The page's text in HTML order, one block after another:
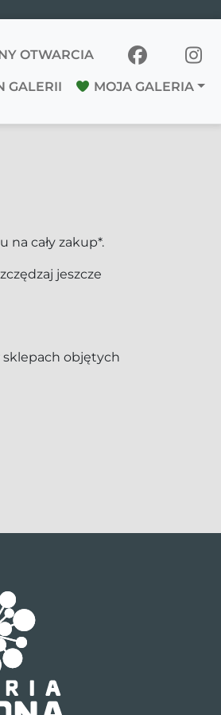
OTWARCIA
GALERII MOJA GALERIA
cały zakup*.
jeszcze
sklepach objętych